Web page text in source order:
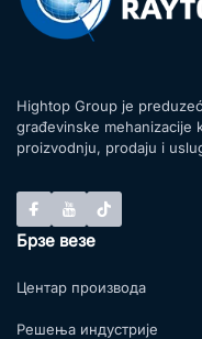
Hightop Group je
građevinske mehanizacije
proizvodnju, prodaju i
Брзе везе
Центар производа
Решења индустрије